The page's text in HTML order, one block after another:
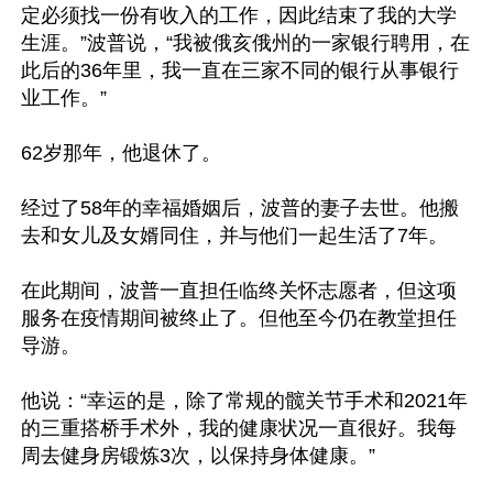
定必须找一份有收入的工作，因此结束了我的大学
生涯。”波普说，“我被俄亥俄州的一家银行聘用，在
此后的36年里，我一直在三家不同的银行从事银行
业工作。”
62岁那年，他退休了。
经过了58年的幸福婚姻后，波普的妻子去世。他搬
去和女儿及女婿同住，并与他们一起生活了7年。
在此期间，波普一直担任临终关怀志愿者，但这项
服务在疫情期间被终止了。但他至今仍在教堂担任
导游。
他说：“幸运的是，除了常规的髋关节手术和2021年
的三重搭桥手术外，我的健康状况一直很好。我每
周去健身房锻炼3次，以保持身体健康。”